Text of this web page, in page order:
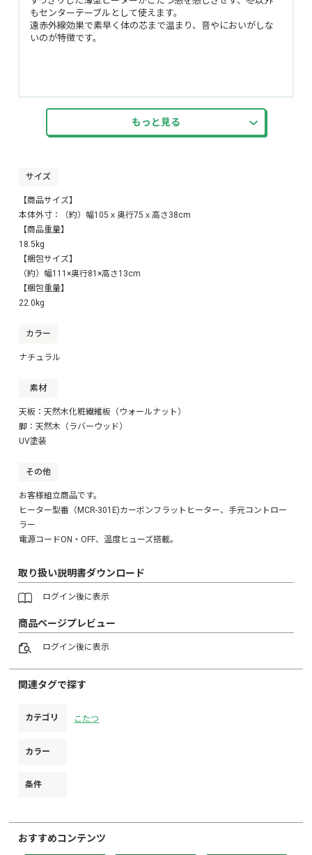
もセンターテーブルとして使えます。
遠赤外線効果で素早く体の芯まで温まり、音やにおいがしな
いのが特徴です。
もっと見る
サイズ
【商品サイズ】
本体外寸：（約）幅105ｘ奥行75ｘ高さ38cm
【商品重量】
18.5kg
【梱包サイズ】
（約）幅111×奥行81×高さ13cm
【梱包重量】
22.0kg
カラー
ナチュラル
素材
天板：天然木化粧繊維板（ウォールナット）
脚：天然木（ラバーウッド）
UV塗装
その他
お客様組立商品です。
ヒーター型番（MCR-301E)カーボンフラットヒーター、手元コントロー
ラー
電源コードON・OFF、温度ヒューズ搭載。
取り扱い説明書ダウンロード
ログイン後に表示
商品ページプレビュー
ログイン後に表示
関連タグで探す
カテゴリ こたつ
カラー
条件
おすすめコンテンツ